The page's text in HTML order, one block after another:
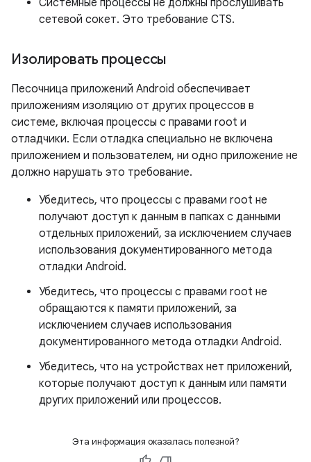
Системные процессы не должны прослушивать
сетевой сокет. Это требование CTS.
Изолировать процессы
Песочница приложений Android обеспечивает
приложениям изоляцию от других процессов в
системе, включая процессы с правами root и
отладчики. Если отладка специально не включена
приложением и пользователем, ни одно приложение не
должно нарушать это требование.
Убедитесь, что процессы с правами root не
получают доступ к данным в папках с данными
отдельных приложений, за исключением случаев
использования документированного метода
отладки Android.
Убедитесь, что процессы с правами root не
обращаются к памяти приложений, за
исключением случаев использования
документированного метода отладки Android.
Убедитесь, что на устройствах нет приложений,
которые получают доступ к данным или памяти
других приложений или процессов.
Эта информация оказалась полезной?